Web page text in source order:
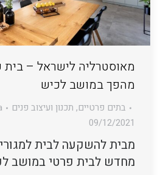
מאוסטרליה לישראל –
מהפך במושב לכיש
בתים פרטיים, תכנון ועיצוב פנים
09/12/2021
מבית להשקעה לבית
מחדש לבית פרטי במושב